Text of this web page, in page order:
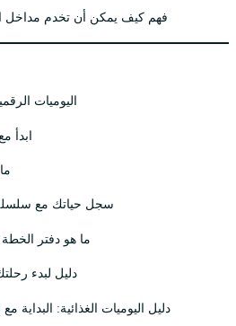
فهم كيف يمكن أن تخدم مداخل
اليوميات
ابدأ
سجل حياتك مع
ما هو دفتر الخطة
دليل لبدء
دليل اليوميات الغذائية: البداية مع